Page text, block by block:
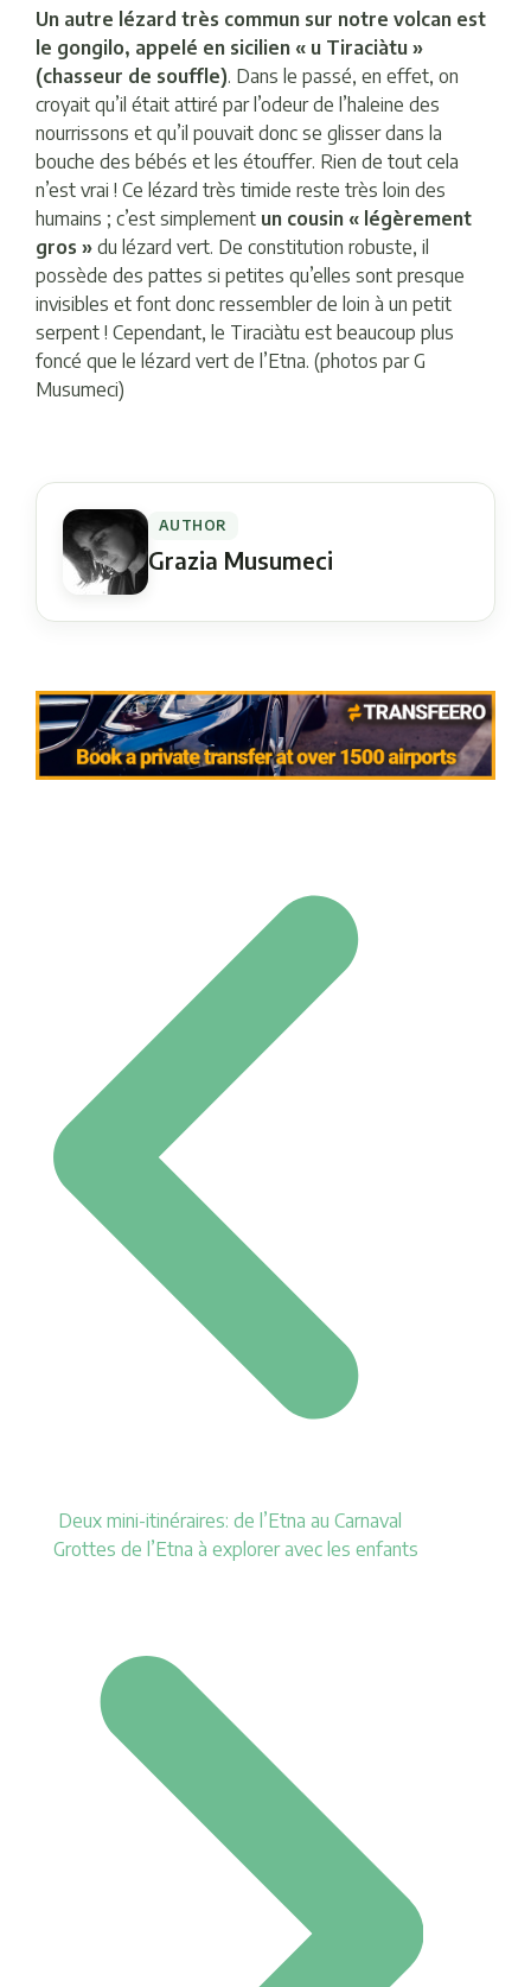
Un autre lézard très commun sur notre volcan est
le gongilo, appelé en sicilien « u Tiraciàtu »
(chasseur de souffle). Dans le passé, en effet, on
croyait qu’il était attiré par l’odeur de l’haleine des
nourrissons et qu’il pouvait donc se glisser dans la
bouche des bébés et les étouffer. Rien de tout cela
n’est vrai ! Ce lézard très timide reste très loin des
humains ; c’est simplement un cousin « légèrement
gros » du lézard vert. De constitution robuste, il
possède des pattes si petites qu’elles sont presque
invisibles et font donc ressembler de loin à un petit
serpent ! Cependant, le Tiraciàtu est beaucoup plus
foncé que le lézard vert de l’Etna. (photos par G
Musumeci)
AUTHOR
Grazia Musumeci
Deux mini-itinéraires: de l’Etna au Carnaval
Grottes de l’Etna à explorer avec les enfants